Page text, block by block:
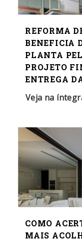
REFORMA
BENEFICIA
PLANTA
PROJETO
ENTREGA
Veja na
COMO
MAIS